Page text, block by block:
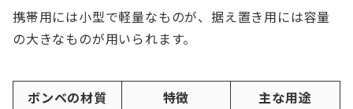
携帯用には小型で軽量なものが、据え置き用には容量
の大きなものが用いられます。
ボンベの材質 特徴 主な用途